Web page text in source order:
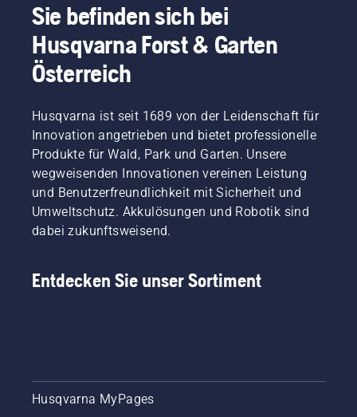
Sie befinden sich bei
Husqvarna Forst & Garten
Österreich
Husqvarna ist seit 1689 von der Leidenschaft für
Innovation angetrieben und bietet professionelle
Produkte für Wald, Park und Garten. Unsere
wegweisenden Innovationen vereinen Leistung
und Benutzerfreundlichkeit mit Sicherheit und
Umweltschutz. Akkulösungen und Robotik sind
dabei zukunftsweisend.
Entdecken Sie unser Sortiment
Husqvarna MyPages